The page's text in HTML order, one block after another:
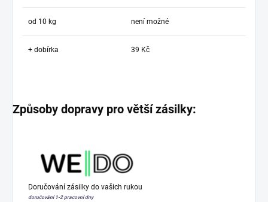
od 10 kg není možné
+ dobírka 39 Kč
Způsoby dopravy pro větší zásilky:
Doručování zásilky do vašich rukou
doručování 1-2 pracovní dny